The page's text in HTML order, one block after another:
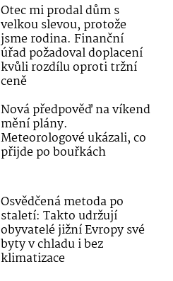
Otec mi prodal dům s
velkou slevou, protože
jsme rodina. Finanční
úřad požadoval doplacení
kvůli rozdílu oproti tržní
ceně
Nová předpověď na víkend
mění plány.
Meteorologové ukázali, co
přijde po bouřkách
Osvědčená metoda po
staletí: Takto udržují
obyvatelé jižní Evropy své
byty v chladu i bez
klimatizace